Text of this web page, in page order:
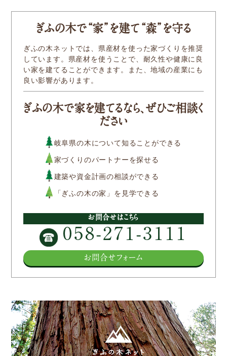
施工事例
岐阜県産材商品
参加企業/団体一覧
Column
構造材パッケージ
潜入！岐阜県産材ができるまで
知ってほしい木のコト森のコト
Dr.みのりんの実験室
ぎふの木コラム
Other
お問い合わせ
ぎふの木で“家” を建て “森” を守る
ぎふの木ネットでは、県産材を使った家づくりを推奨
しています。県産材を使うことで、耐久性や健康に良
い家を建てることができます。また、地域の産業にも
良い影響があります。
ぎふの木で家を建てるなら、ぜひご相談く
ださい
岐阜県の木について知ることができる
家づくりのパートナーを探せる
建築や資金計画の相談ができる
「ぎふの木の家」を見学できる
お問合せはこちら
058-271-3111
お問合せフォーム